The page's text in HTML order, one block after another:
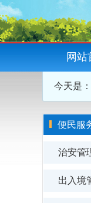
网站
今天是：
便民服
治安管
出入境